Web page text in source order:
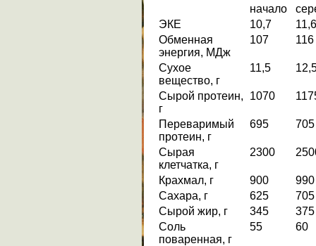
начало
ЭКЕ
10,7
11,6
Обменная
энергия, МДж
107 116
Сухое
вещество, г
11,5
Сырой протеин,
г
1070
Переваримый
протеин, г
695 705
Сырая
клетчатка, г
2300
Крахмал, г 900
990
Сахара, г
625
705
Сырой жир, г
345
375
Соль
поваренная, г
55 60